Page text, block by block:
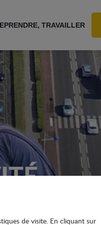
de visite. En cliquant sur
TRAVAILLER